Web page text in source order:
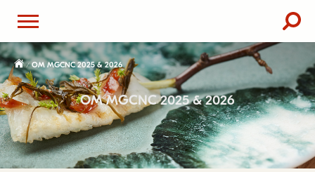
OM MGCNC 2025 & 2026
OM MGCNC 2025 & 2026